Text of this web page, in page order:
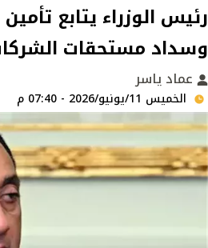
رئيس الوزراء يتابع
وسداد مستحقات
عماد ياسر
الخميس 11/يونيو/2026 - 07:40 م